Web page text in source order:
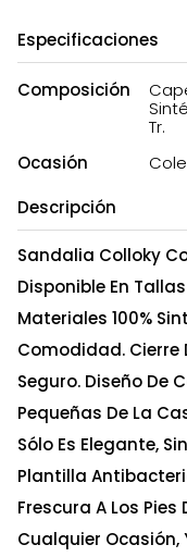
Especificaciones
Composición
Tr.
Ocasión
Descripción
Sandalia Colloky
Disponible En
Materiales 100%
Comodidad. Cierre
Seguro. Diseño De
Pequeñas De La
Sólo Es Elegante,
Plantilla
Frescura A Los Pies
Cualquier Ocasión,